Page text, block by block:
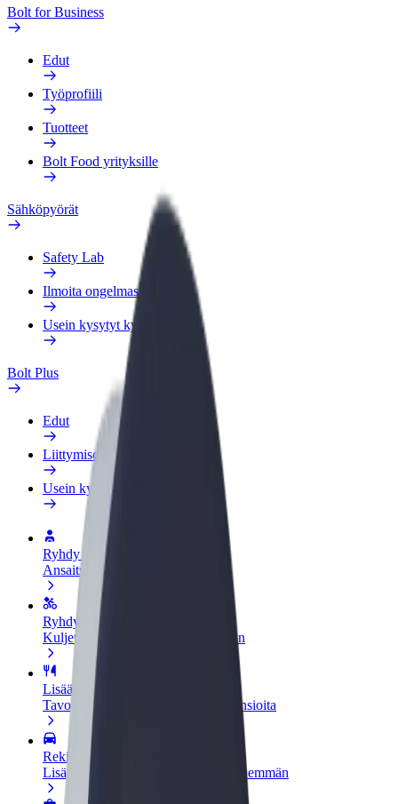
Bolt for Business
Edut
Työprofiili
Tuotteet
Bolt Food yrityksille
Sähköpyörät
Safety Lab
Ilmoita ongelmasta
Usein kysytyt kysymykset
Bolt Plus
Edut
Liittymisohjeet
Usein kysytyt kysymykset
Ryhdy kuljettajaksi
Ansaitse omilla ehdoillasi
Ryhdy ruokalähetiksi
Kuljeta ruokaa ja ansaitse viikoittain
Lisää ravintola tai kauppa
Tavoita lisää asiakkaita ja kasvata ansioita
Rekisteröidy fleet-omistajaksi
Lisää autokantasi Boltiin ja tienaa enemmän